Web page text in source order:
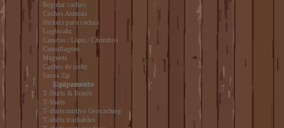
Regular caches
Caches Animais
Stickers para caches
Logbooks
Canetas / Lápis / Carimbos
Camuflagem
Magnets
Caches de noite
Sacos Zip
Equipamento
T-Shirts & Bonés
T-Shirts
T-shirts motivo Geocaching
T-shirts trackables